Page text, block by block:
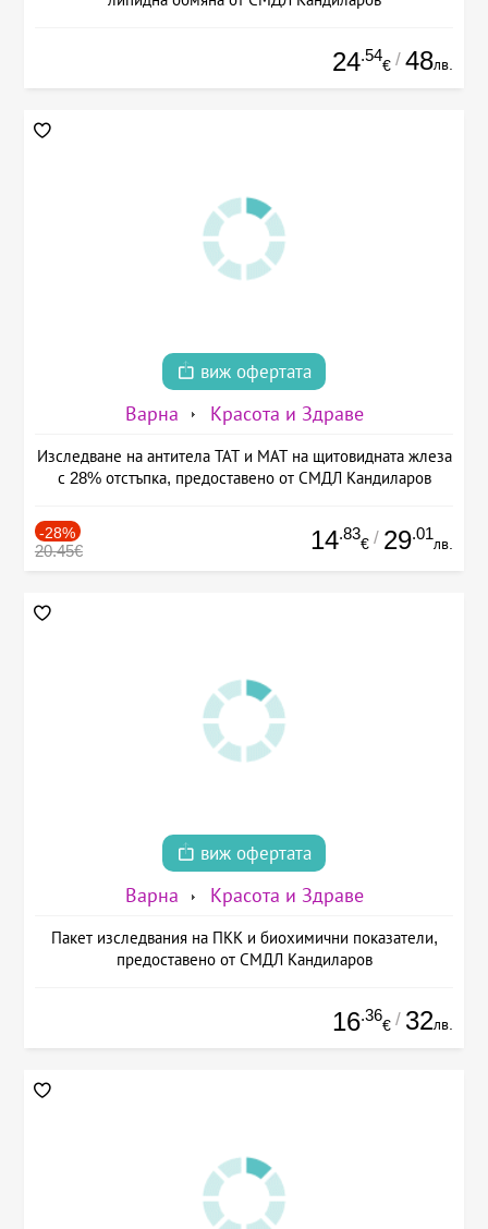
24.54
€ / 48лв.
виж офертата
Варна Красота и Здраве
Изследване на антитела ТАТ и МАТ на щитовидната жлеза
с 28% отстъпка, предоставено от СМДЛ Кандиларов
-28%
20.45€ 14.83
€ / 29.01
лв.
виж офертата
Варна Красота и Здраве
Пакет изследвания на ПКК и биохимични показатели,
предоставено от СМДЛ Кандиларов
16.36
€ / 32лв.